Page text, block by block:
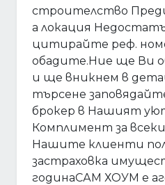
строителство
а локация
цитирайте реф.
обадите.Ние ще Ви
и ще вникнем в
търсене
брокер в Нашият
Комплимент за
Нашите клиенти
застраховка
годинаСАМ ХОУМ е